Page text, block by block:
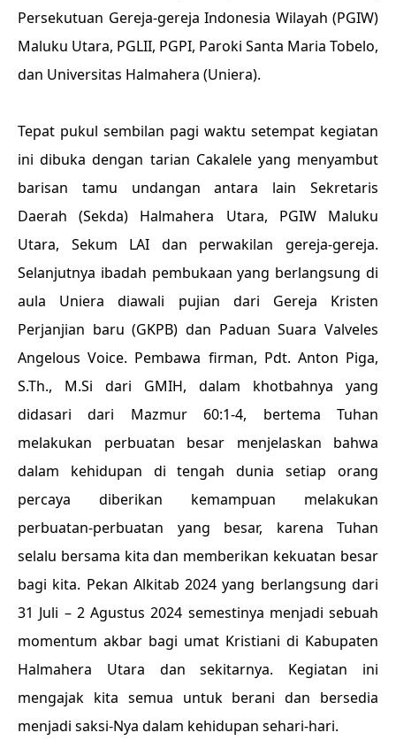
Persekutuan Gereja-gereja Indonesia Wilayah (PGIW)
Maluku Utara, PGLII, PGPI, Paroki Santa Maria Tobelo,
dan Universitas Halmahera (Uniera).
Tepat pukul sembilan pagi waktu setempat kegiatan
ini dibuka dengan tarian Cakalele yang menyambut
barisan tamu undangan antara lain Sekretaris
Daerah (Sekda) Halmahera Utara, PGIW Maluku
Utara, Sekum LAI dan perwakilan gereja-gereja.
Selanjutnya ibadah pembukaan yang berlangsung di
aula Uniera diawali pujian dari Gereja Kristen
Perjanjian baru (GKPB) dan Paduan Suara Valveles
Angelous Voice. Pembawa firman, Pdt. Anton Piga,
S.Th., M.Si dari GMIH, dalam khotbahnya yang
didasari dari Mazmur 60:1-4, bertema Tuhan
melakukan perbuatan besar menjelaskan bahwa
dalam kehidupan di tengah dunia setiap orang
percaya diberikan kemampuan melakukan
perbuatan-perbuatan yang besar, karena Tuhan
selalu bersama kita dan memberikan kekuatan besar
bagi kita. Pekan Alkitab 2024 yang berlangsung dari
31 Juli – 2 Agustus 2024 semestinya menjadi sebuah
momentum akbar bagi umat Kristiani di Kabupaten
Halmahera Utara dan sekitarnya. Kegiatan ini
mengajak kita semua untuk berani dan bersedia
menjadi saksi-Nya dalam kehidupan sehari-hari.